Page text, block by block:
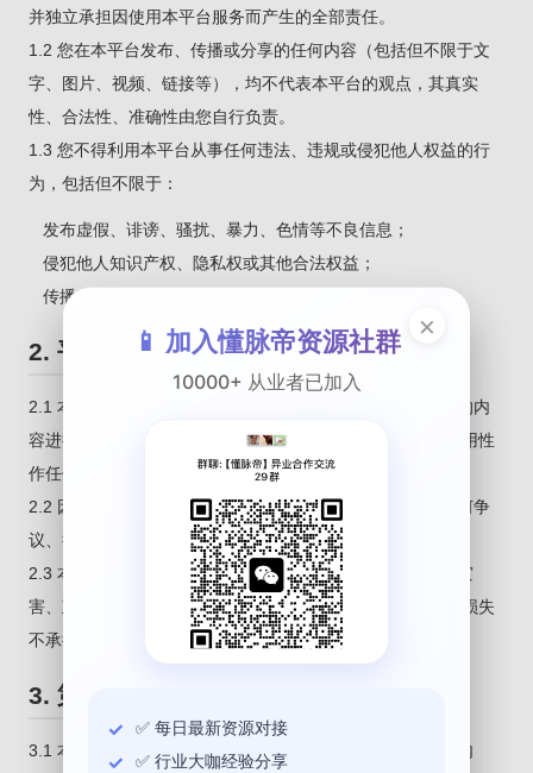
并独立承担因使用本平台服务而产生的全部责任。
1.2 您在本平台发布、传播或分享的任何内容（包括但不限于文
字、图片、视频、链接等），均不代表本平台的观点，其真实
性、合法性、准确性由您自行负责。
1.3 您不得利用本平台从事任何违法、违规或侵犯他人权益的行
为，包括但不限于：
发布虚假、诽谤、骚扰、暴力、色情等不良信息；
侵犯他人知识产权、隐私权或其他合法权益；
传播病毒、恶意代码或进行其他危害网络安全的行为。
2. 平台责任限制
2.1 本平台仅提供信息展示与社交合作服务，不对用户发布的内
容进行实质性审查，也不对其真实性、合法性、完整性或适用性
作任何明示或默示的保证。
2.2 因用户行为或第三方服务（如链接、广告等）导致的任何争
议、损失或法律责任，本平台不承担任何责任。
2.3 本平台可能因技术维护、网络故障、不可抗力（如自然灾
害、政府行为等）等原因暂停或终止服务，对此造成的用户损失
不承担责任。
3. 第三方内容与链接
3.1 本平台可能包含用户或第三方提供的链接、广告或其他内
×
📱 加入懂脉帝资源社群
10000+ 从业者已加入
✅ 每日最新资源对接
✅ 行业大咖经验分享